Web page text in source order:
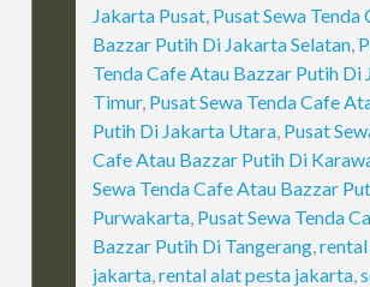
Jakarta Pusat, Pusat Sewa Tenda
Bazzar Putih Di Jakarta Selatan,
Tenda Cafe Atau Bazzar Putih Di
Timur, Pusat Sewa Tenda Cafe
Putih Di Jakarta Utara, Pusat
Cafe Atau Bazzar Putih Di
Sewa Tenda Cafe Atau Bazzar
Purwakarta, Pusat Sewa Tenda
Bazzar Putih Di Tangerang,
jakarta,rental alat pesta jakarta,